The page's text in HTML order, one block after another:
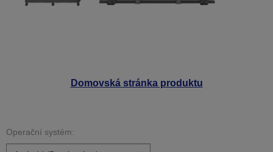
Domovská stránka produktu
Operační systém: